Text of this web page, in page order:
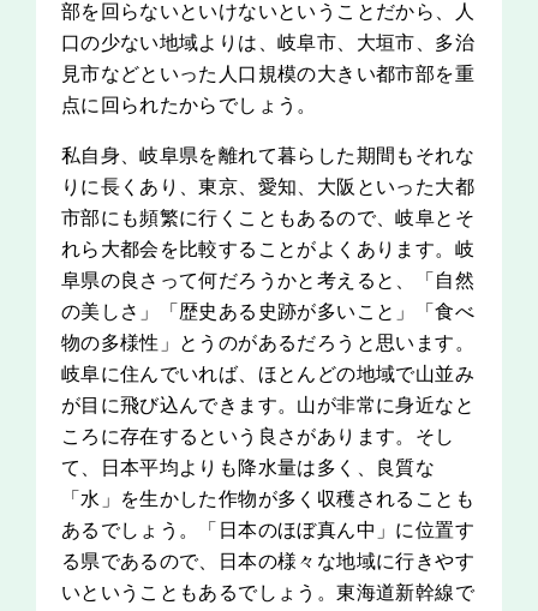
部を回らないといけないということだから、人
口の少ない地域よりは、岐阜市、大垣市、多治
見市などといった人口規模の大きい都市部を重
点に回られたからでしょう。
私自身、岐阜県を離れて暮らした期間もそれな
りに長くあり、東京、愛知、大阪といった大都
市部にも頻繁に行くこともあるので、岐阜とそ
れら大都会を比較することがよくあります。岐
阜県の良さって何だろうかと考えると、「自然
の美しさ」「歴史ある史跡が多いこと」「食べ
物の多様性」とうのがあるだろうと思います。
岐阜に住んでいれば、ほとんどの地域で山並み
が目に飛び込んできます。山が非常に身近なと
ころに存在するという良さがあります。そし
て、日本平均よりも降水量は多く、良質な
「水」を生かした作物が多く収穫されることも
あるでしょう。「日本のほぼ真ん中」に位置す
る県であるので、日本の様々な地域に行きやす
いということもあるでしょう。東海道新幹線で